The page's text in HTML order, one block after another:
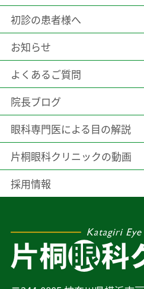
初診の患者様へ
お知らせ
よくあるご質問
院長ブログ
眼科専門医による目の解説
片桐眼科クリニックの動画
採用情報